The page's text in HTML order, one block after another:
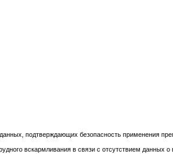
подтверждающих безопасность применения
вскармливания в связи с отсутствием данных